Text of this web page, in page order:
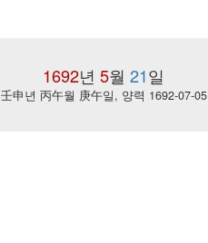
1692년 5월 21일
壬申년 丙午월 庚午일, 양력 1692-07-05